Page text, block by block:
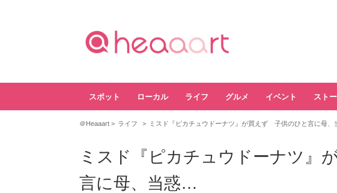
スポット ローカル ライフ グルメ イベント スト
＠Heaaart ライフ ミスド『ピカチュウドーナツ』が買えず 子供のひと言に母、
ミスド『ピカチュウドーナツ』
言に母、当惑…